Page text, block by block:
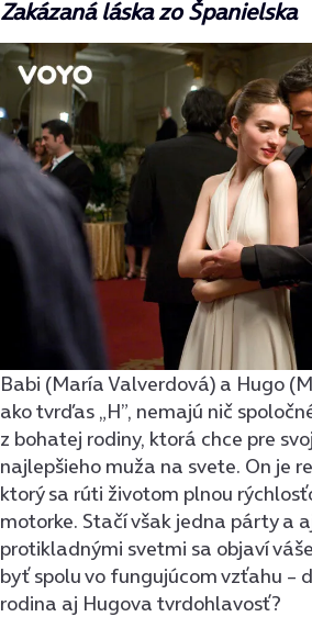
Zakázaná láska zo Španielska
Babi (María Valverdová) a Hugo
ako tvrďas „H”, nemajú nič
z bohatej rodiny, ktorá chce pre
najlepšieho muža na svete. On je
ktorý sa rúti životom plnou
motorke. Stačí však jedna párty a
protikladnými svetmi sa objaví
byť spolu vo fungujúcom vzťahu –
rodina aj Hugova tvrdohlavosť?